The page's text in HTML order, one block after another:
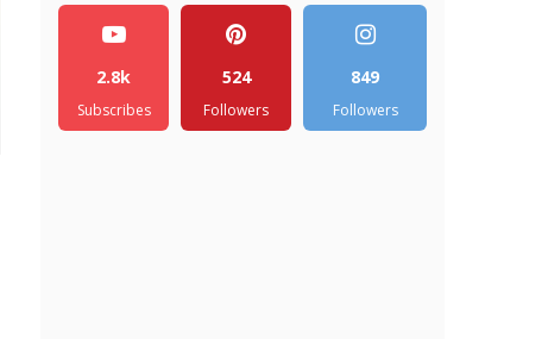
2.8k
Subscribes
524
Followers
849
Followers